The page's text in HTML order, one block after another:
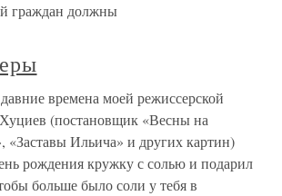
граждан должны
времена моей режиссерской
(постановщик «Весны на
«Заставы Ильича» и других картин)
рождения кружку с солью и подарил
больше было соли у тебя в